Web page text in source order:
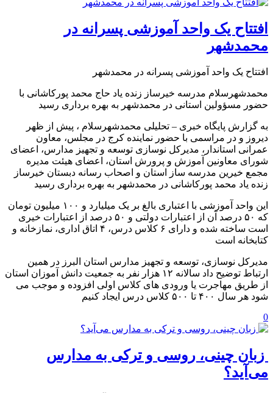
افتتاح یک واحد آموزشی پسرانه در
محمدشهر
افتتاح یک واحد آموزشی پسرانه در محمدشهر
محمدشهرسلام مدرسه خیرساز زنده یاد حاج محمد پورکاشانی با
حضور مسؤولین استانی در محمدشهر به بهره برداری رسید
به گزارش پایگاه خبری – تحلیلی محمدشهرسلام ، پیش از ظهر
دیروز و در مراسمی با حضور نماینده کرج در مجلس، معاون
عمرانی استاندار، مدیرکل نوسازی توسعه و تجهیز مدارس، اعضای
شورای معاونین آموزش و پرورش استان، اعضای هیئت مدیره
مجمع خیرین مدرسه ساز استان و اصحاب رسانه دبستان خیرساز
زنده یاد محمد پورکاشانی در محمدشهر به بهره برداری رسید
این واحد آموزشی با اعتباری بالغ بر یک میلیارد و ۱۰۰ میلیون تومان
که ۵۰ درصد آن از اعتبارات دولتی و ۵۰ درصد از اعتبارات خیری
است ساخته شده و دارای ۶ کلاس درس، ۴ اتاق اداری، نمازخانه و
کتابخانه است
مدیرکل نوسازی، توسعه و تجهیز مدارس استان البرز در همین
ارتباط توضیح داد سالانه ۱۲ هزار نفر به جمعیت دانش آموزان استان
از طریق مهاجرت یا ورودی های کلاس اولی افزوده و موجب می
شود هر سال ۴۰۰ تا ۵۰۰ کلاس درس ایجاد کنیم
0
️ زبان چینی، روسی و ترکی به مدارس
می‌آید؟